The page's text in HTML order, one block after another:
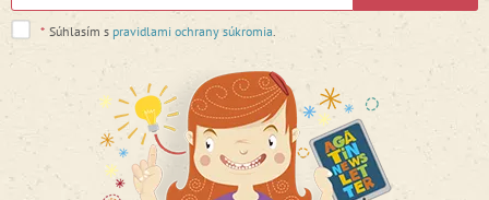
* Súhlasím s pravidlami ochrany súkromia